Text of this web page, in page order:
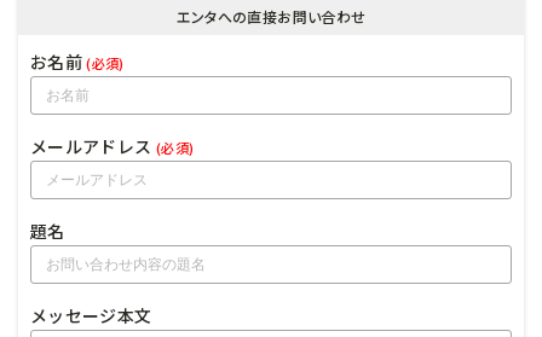
エンタへの直接お問い合わせ
お名前(必須)
メールアドレス (必須)
題名
メッセージ本文